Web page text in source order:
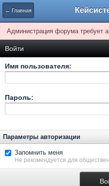
← Главная
Администрация форума требует
Войти
Имя пользователя:
Пароль:
Параметры авторизации
Запомнить меня
Не рекомендуется для